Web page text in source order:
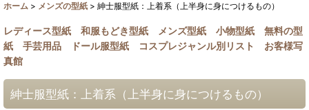
ホーム > メンズの型紙 > 紳士服型紙：上着系（上半身に身につけるもの）
レディース型紙 和服もどき型紙 メンズ型紙 小物型紙
無料の型
紙
手芸用品 ドール服型紙 コスプレジャンル別リスト
お客様写
真館
紳士服型紙：上着系（上半身に身につけるもの）